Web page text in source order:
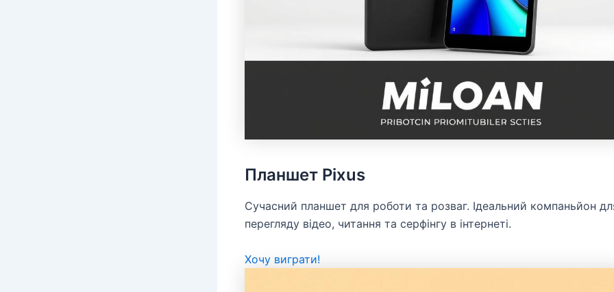
Планшет Pixus
Сучасний планшет для роботи та розваг. Ідеальний компаньйон
перегляду відео, читання та серфінгу в інтернеті.
Хочу виграти!